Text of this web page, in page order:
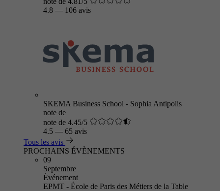
4.8 — 106 avis
SKEMA Business School - Sophia Antipolis
note de
note de 4.45/5
4.5 — 65 avis
Tous les avis
PROCHAINS ÉVÈNEMENTS
09
Septembre
Événement
EPMT - École de Paris des Métiers de la Table